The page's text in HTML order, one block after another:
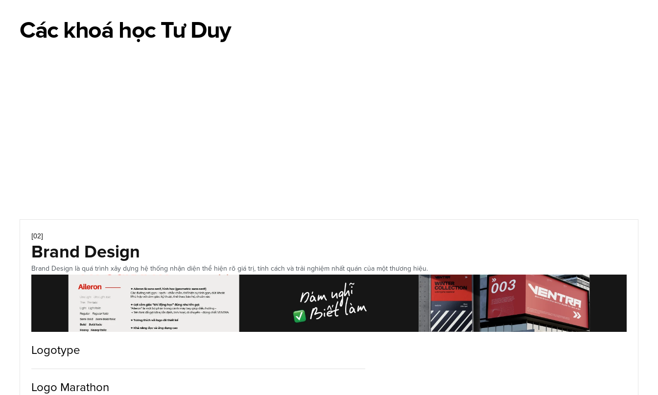
Các khoá học Tư Duy
Advertising Design là thiết kế hình ảnh sáng tạo giúp truyền thông hiệu quả, giải quyết bài toán kinh doanh và thúc đẩy hành động từ khách hàng mục tiêu.
Print Design
[02]
Brand Design
Brand Design là quá trình xây dựng hệ thống nhận diện thể hiện rõ giá trị, tính cách và trải nghiệm nhất quán của một thương hiệu.
Logotype
Logo Marathon